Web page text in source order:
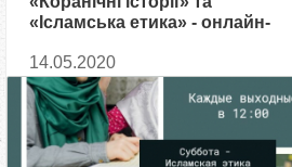
«Ісламська етика» - онлайн-
14.05.2020